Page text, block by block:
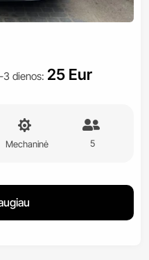
3 dienos: 25 Eur
Mechaninė 5